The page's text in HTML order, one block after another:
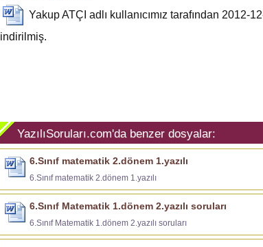
Yakup ATÇI adlı kullanıcımız tarafından
indirilmiş.
YazılıSoruları.com'da benzer dosyalar:
6.Sınıf matematik 2.dönem 1.yazılı
6.Sınıf matematik 2.dönem 1.yazılı
6.Sınıf Matematik 1.dönem 2.yazılı soruları
6.Sınıf Matematik 1.dönem 2.yazılı soruları